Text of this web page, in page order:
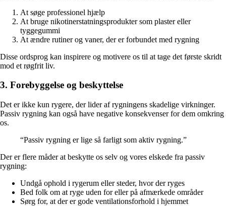
At søge professionel hjælp
At bruge nikotinerstatningsprodukter som plaster eller
tyggegummi
At ændre rutiner og vaner, der er forbundet med rygning
Disse ordsprog kan inspirere og motivere os til at tage det første skridt
mod et røgfrit liv.
3. Forebyggelse og beskyttelse
Det er ikke kun rygere, der lider af rygningens skadelige virkninger.
Passiv rygning kan også have negative konsekvenser for dem omkring
os.
“Passiv rygning er lige så farligt som aktiv rygning.”
Der er flere måder at beskytte os selv og vores elskede fra passiv
rygning:
Undgå ophold i rygerum eller steder, hvor der ryges
Bed folk om at ryge uden for eller på afmærkede områder
Sørg for, at der er gode ventilationsforhold i hjemmet